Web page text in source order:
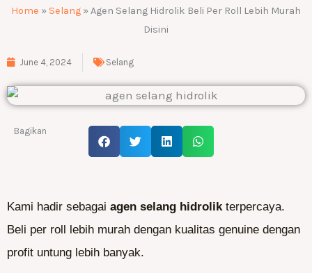
Home » Selang »Agen Selang Hidrolik Beli Per Roll Lebih Murah
Disini
June 4, 2024 Selang
Bagikan
Kami hadir sebagai agen selang hidrolikterpercaya.
Beli per roll lebih murah dengan kualitas genuine dengan
profit untung lebih banyak.